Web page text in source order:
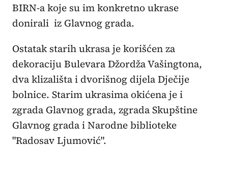
BIRN-a koje su im konkretno ukrase
donirali iz Glavnog grada.
Ostatak starih ukrasa je korišćen za
dekoraciju Bulevara Džordža Vašingtona,
dva klizališta i dvorišnog dijela Dječije
bolnice. Starim ukrasima okićena je i
zgrada Glavnog grada, zgrada Skupštine
Glavnog grada i Narodne biblioteke
"Radosav Ljumović".